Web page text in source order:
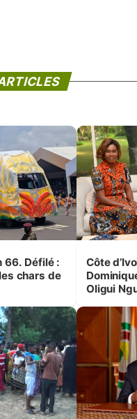
66. Défilé :
chars de
Côte
Oligui
femmes